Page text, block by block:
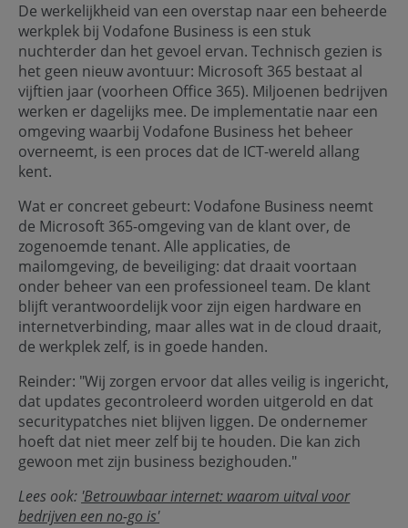
De werkelijkheid van een overstap naar een beheerde
werkplek bij Vodafone Business is een stuk
nuchterder dan het gevoel ervan. Technisch gezien is
het geen nieuw avontuur: Microsoft 365 bestaat al
vijftien jaar (voorheen Office 365). Miljoenen bedrijven
werken er dagelijks mee. De implementatie naar een
omgeving waarbij Vodafone Business het beheer
overneemt, is een proces dat de ICT-wereld allang
kent.
Wat er concreet gebeurt: Vodafone Business neemt
de Microsoft 365-omgeving van de klant over, de
zogenoemde tenant. Alle applicaties, de
mailomgeving, de beveiliging: dat draait voortaan
onder beheer van een professioneel team. De klant
blijft verantwoordelijk voor zijn eigen hardware en
internetverbinding, maar alles wat in de cloud draait,
de werkplek zelf, is in goede handen.
Reinder: "Wij zorgen ervoor dat alles veilig is ingericht,
dat updates gecontroleerd worden uitgerold en dat
securitypatches niet blijven liggen. De ondernemer
hoeft dat niet meer zelf bij te houden. Die kan zich
gewoon met zijn business bezighouden."
Lees ook: 'Betrouwbaar internet: waarom uitval voor
bedrijven een no-go is'